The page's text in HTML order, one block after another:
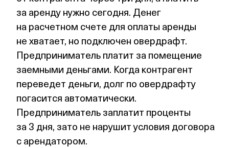
за аренду нужно сегодня. Денег
на расчетном счете для оплаты аренды
не хватает, но подключен овердрафт.
Предприниматель платит за помещение
заемными деньгами. Когда контрагент
переведет деньги, долг по овердрафту
погасится автоматически.
Предприниматель заплатит проценты
за 3 дня, зато не нарушит условия договора
с арендатором.